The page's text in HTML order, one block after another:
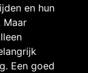
en hun
Maar
Een goed